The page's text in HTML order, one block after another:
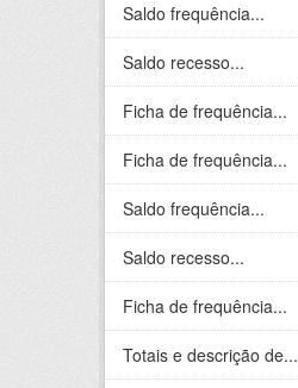
Saldo frequência...
Saldo recesso...
Ficha de frequência...
Ficha de frequência...
Saldo frequência...
Saldo recesso...
Ficha de frequência...
Totais e descrição de...